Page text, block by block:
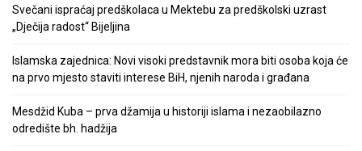
Svečani ispraćaj predškolaca u Mektebu za predškolski uzrast
„Dječija radost“ Bijeljina
Islamska zajednica: Novi visoki predstavnik mora biti osoba koja će
na prvo mjesto staviti interese BiH, njenih naroda i građana
Mesdžid Kuba – prva džamija u historiji islama i nezaobilazno
odredište bh. hadžija